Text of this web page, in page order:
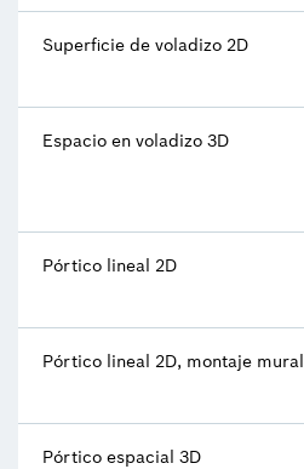
Superficie de voladizo 2D
Espacio en voladizo 3D
Pórtico lineal 2D
Pórtico lineal 2D, montaje mural
Pórtico espacial 3D